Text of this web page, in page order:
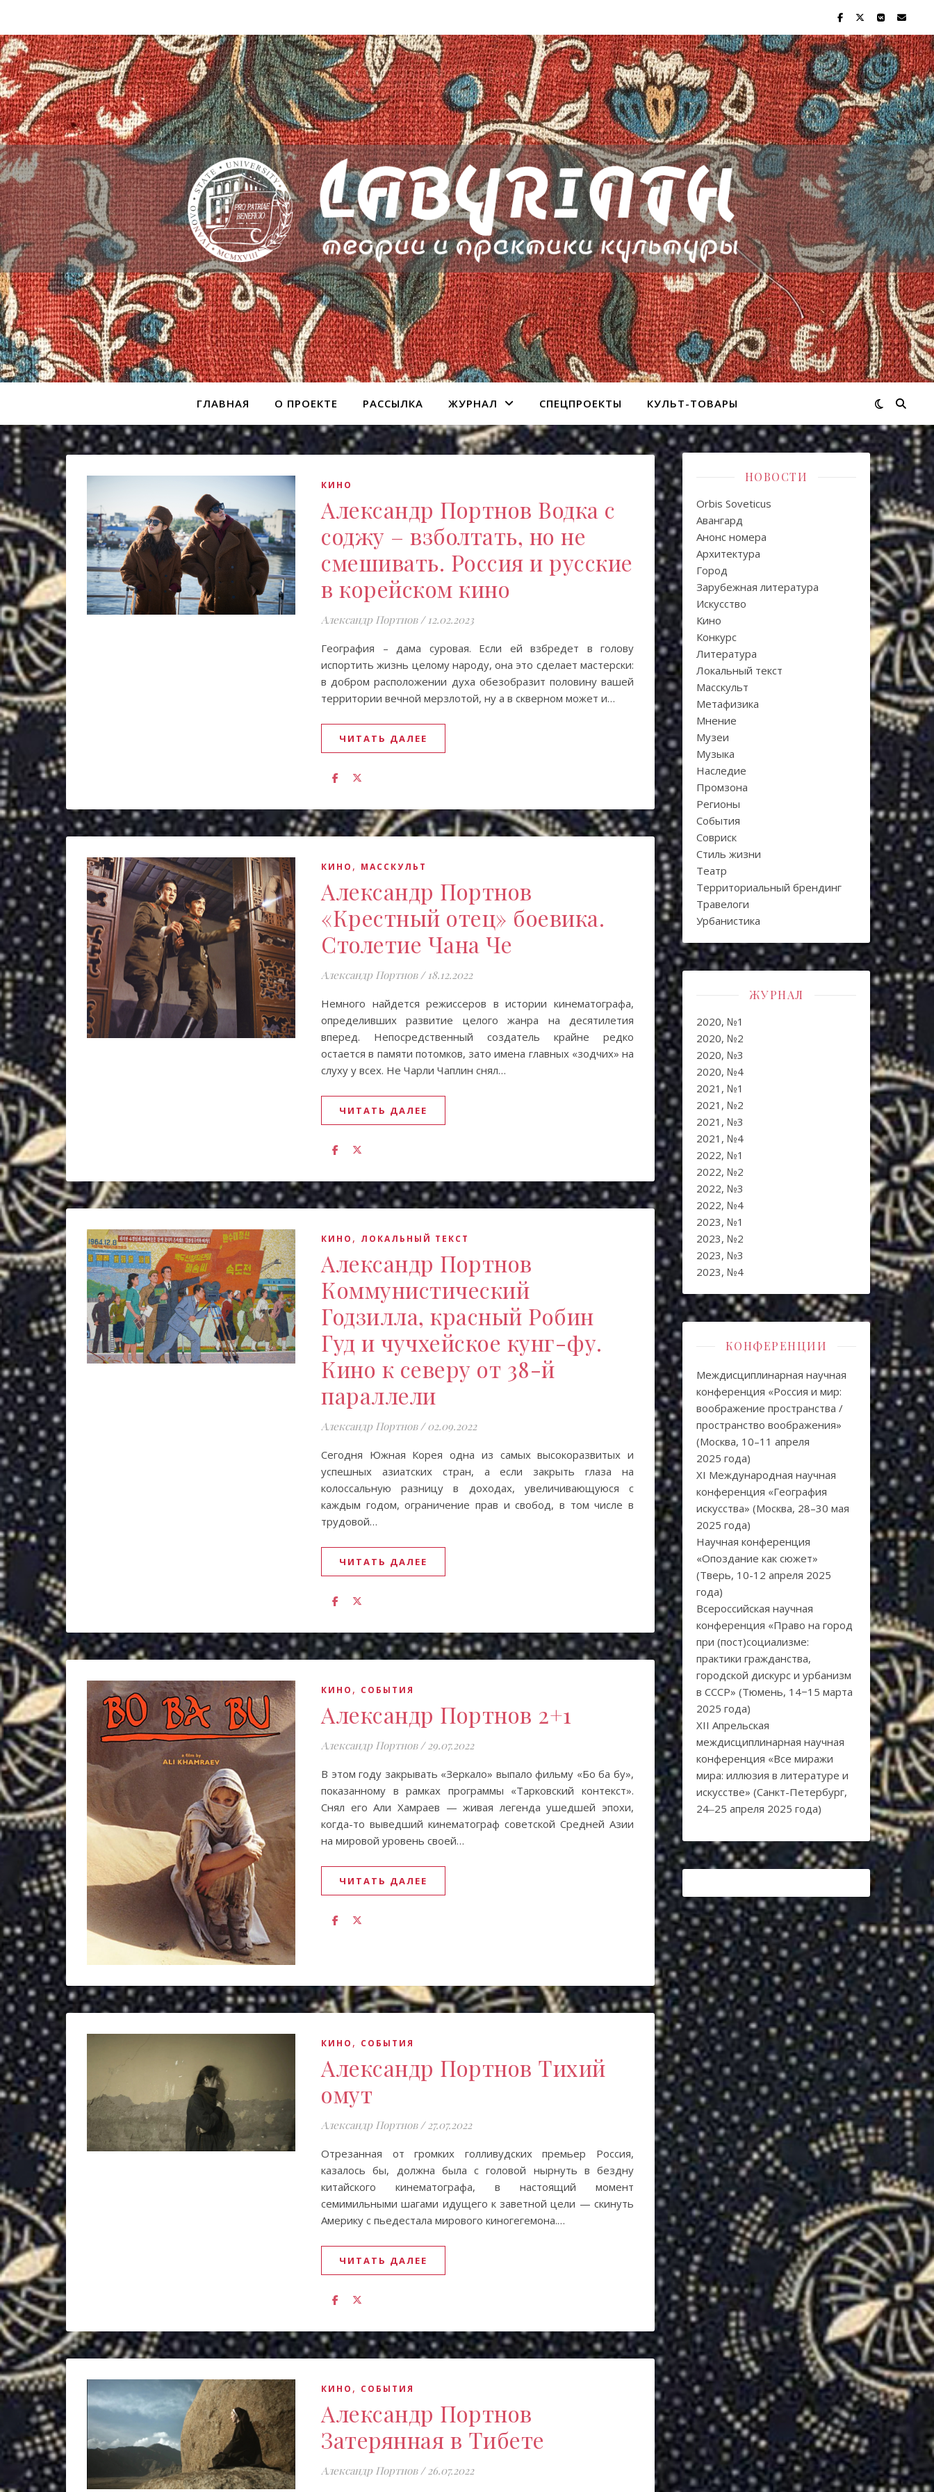
ГЛАВНАЯ О ПРОЕКТЕ РАССЫЛКА ЖУРНАЛ СПЕЦПРОЕКТЫ КУЛЬТ-ТОВАРЫ
КИНО
Александр Портнов Водка с
соджу – взболтать, но не
смешивать. Россия и русские
в корейском кино
Александр Портнов / 12.02.2023
География – дама суровая. Если ей взбредет в голову
испортить жизнь целому народу, она это сделает мастерски:
в добром расположении духа обезобразит половину вашей
территории вечной мерзлотой, ну а в скверном может и…
ЧИТАТЬ ДАЛЕЕ
КИНО , МАССКУЛЬТ
Александр Портнов
«Крестный отец» боевика.
Столетие Чана Че
Александр Портнов / 18.12.2022
Немного найдется режиссеров в истории кинематографа,
определивших развитие целого жанра на десятилетия
вперед. Непосредственный создатель крайне редко
остается в памяти потомков, зато имена главных «зодчих» на
слуху у всех. Не Чарли Чаплин снял…
ЧИТАТЬ ДАЛЕЕ
КИНО , ЛОКАЛЬНЫЙ ТЕКСТ
Александр Портнов
Коммунистический
Годзилла, красный Робин
Гуд и чучхейское кунг-фу.
Кино к северу от 38-й
параллели
Александр Портнов / 02.09.2022
Сегодня Южная Корея одна из самых высокоразвитых и
успешных азиатских стран, а если закрыть глаза на
колоссальную разницу в доходах, увеличивающуюся с
каждым годом, ограничение прав и свобод, в том числе в
трудовой…
ЧИТАТЬ ДАЛЕЕ
КИНО , СОБЫТИЯ
Александр Портнов 2+1
Александр Портнов / 29.07.2022
В этом году закрывать «Зеркало» выпало фильму «Бо ба бу»,
показанному в рамках программы «Тарковский контекст».
Снял его Али Хамраев — живая легенда ушедшей эпохи,
когда-то выведший кинематограф советской Средней Азии
на мировой уровень своей…
ЧИТАТЬ ДАЛЕЕ
КИНО , СОБЫТИЯ
Александр Портнов Тихий
омут
Александр Портнов / 27.07.2022
Отрезанная от громких голливудских премьер Россия,
казалось бы, должна была с головой нырнуть в бездну
китайского кинематографа, в настоящий момент
семимильными шагами идущего к заветной цели — скинуть
Америку с пьедестала мирового киногегемона.…
ЧИТАТЬ ДАЛЕЕ
КИНО , СОБЫТИЯ
Александр Портнов
Затерянная в Тибете
Александр Портнов / 26.07.2022
НОВОСТИ
Orbis Soveticus
Авангард
Анонс номера
Архитектура
Город
Зарубежная литература
Искуcство
Кино
Конкурс
Литература
Локальный текст
Масскульт
Метафизика
Мнение
Музеи
Музыка
Наследие
Промзона
Регионы
События
Совриск
Стиль жизни
Театр
Территориальный брендинг
Травелоги
Урбанистика
ЖУРНАЛ
2020, №1
2020, №2
2020, №3
2020, №4
2021, №1
2021, №2
2021, №3
2021, №4
2022, №1
2022, №2
2022, №3
2022, №4
2023, №1
2023, №2
2023, №3
2023, №4
КОНФЕРЕНЦИИ
Междисциплинарная научная
конференция «Россия и мир:
воображение пространства /
пространство воображения»
(Москва, 10–11 апреля
2025 года)
XI Международная научная
конференция «География
искусства» (Москва, 28–30 мая
2025 года)
Научная конференция
«Опоздание как сюжет»
(Тверь, 10-12 апреля 2025
года)
Всероссийская научная
конференция «Право на город
при (пост)социализме:
практики гражданства,
городской дискурс и урбанизм
в СССР» (Тюмень, 14−15 марта
2025 года)
XII Апрельская
междисциплинарная научная
конференция «Все миражи
мира: иллюзия в литературе и
искусстве» (Санкт-Петербург,
24‒25 апреля 2025 года)